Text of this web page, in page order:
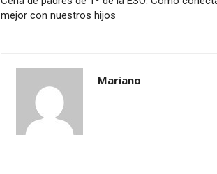
mejor con nuestros hijos
Mariano